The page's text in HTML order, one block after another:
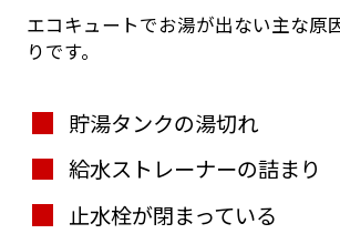
エコキュートでお湯が出ない主な原
りです。
貯湯タンクの湯切れ
給水ストレーナーの詰まり
止水栓が閉まっている